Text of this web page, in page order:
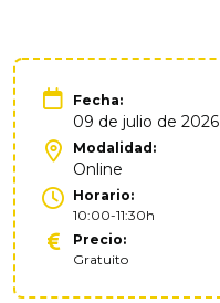
Fecha:
09 de julio de 2026
Modalidad:
Online
Horario:
10:00-11:30h
Precio:
Gratuito